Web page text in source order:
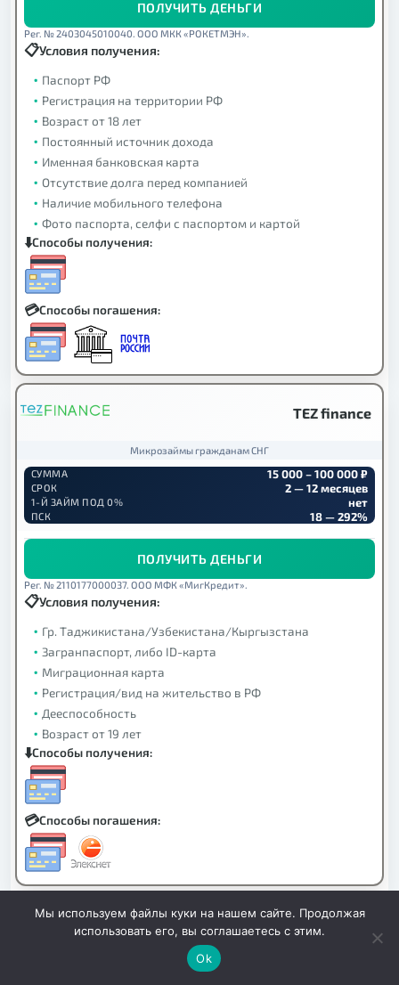
ПОЛУЧИТЬ ДЕНЬГИ
Рег. № 2403045010040. ООО МКК «РОКЕТМЭН».
Условия получения:
Паспорт РФ
Регистрация на территории РФ
Возраст от 18 лет
Постоянный источник дохода
Именная банковская карта
Отсутствие долга перед компанией
Наличие мобильного телефона
Фото паспорта, селфи с паспортом и картой
Способы получения:
Способы погашения:
TEZ finance
Микрозаймы гражданам СНГ
СУММА
15 000 – 100 000 ₽
СРОК 2 — 12 месяцев
1-Й ЗАЙМ ПОД 0% нет
ПСК 18 — 292%
ПОЛУЧИТЬ ДЕНЬГИ
Рег. № 2110177000037. ООО МФК «МигКредит».
Условия получения:
Гр. Таджикистана/Узбекистана/Кыргызстана
Загранпаспорт, либо ID-карта
Миграционная карта
Регистрация/вид на жительство в РФ
Дееспособность
Возраст от 19 лет
Способы получения:
Способы погашения:
VIVA деньги
Первый заём бесплатно
Мы используем файлы куки на нашем сайте. Продолжая
использовать его, вы соглашаетесь с этим.
Ok